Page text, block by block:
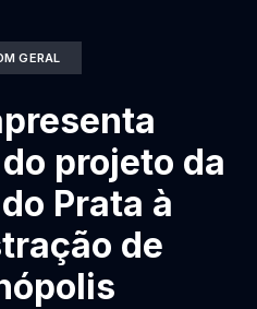
GERAL
projeto da
Prata à
de